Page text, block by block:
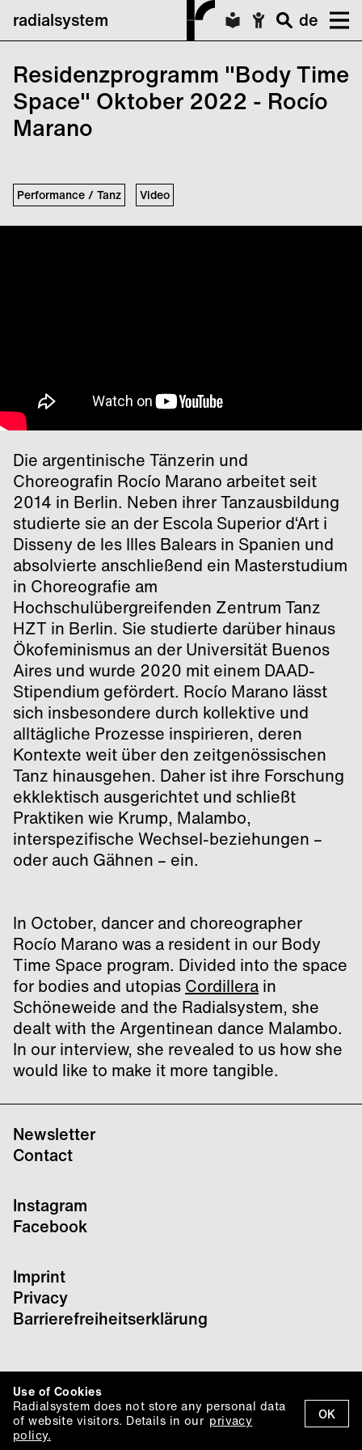
radialsystem de
Residenzprogramm "Body Time
Space" Oktober 2022 - Rocío
Marano
Performance / Tanz Video
Die argentinische Tänzerin und
Choreografin Rocío Marano arbeitet seit
2014 in Berlin. Neben ihrer Tanzausbildung
studierte sie an der Escola Superior d‘Art i
Disseny de les Illes Balears in Spanien und
absolvierte anschließend ein Masterstudium
in Choreografie am
Hochschulübergreifenden Zentrum Tanz
HZT in Berlin. Sie studierte darüber hinaus
Ökofeminismus an der Universität Buenos
Aires und wurde 2020 mit einem DAAD-
Stipendium gefördert. Rocío Marano lässt
sich insbesondere durch kollektive und
alltägliche Prozesse inspirieren, deren
Kontexte weit über den zeitgenössischen
Tanz hinausgehen. Daher ist ihre Forschung
ekklektisch ausgerichtet und schließt
Praktiken wie Krump, Malambo,
interspezifische Wechsel-beziehungen –
oder auch Gähnen – ein.
In October, dancer and choreographer
Rocío Marano was a resident in our Body
Time Space program. Divided into the space
for bodies and utopias Cordillera in
Schöneweide and the Radialsystem, she
dealt with the Argentinean dance Malambo.
In our interview, she revealed to us how she
would like to make it more tangible.
Newsletter
Contact
Instagram
Facebook
Imprint
Privacy
Barrierefreiheitserklärung
OK
Use of Cookies
Radialsystem does not store any personal data
of website visitors. Details in our privacy
policy.